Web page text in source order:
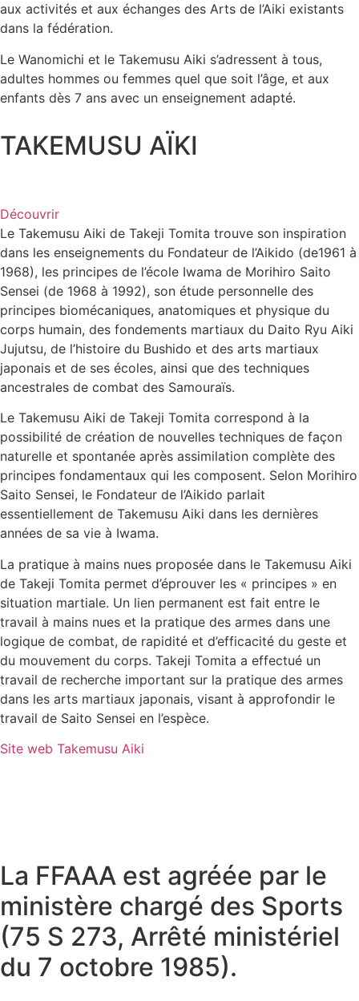
aux activités et aux échanges des Arts de l’Aiki existants
dans la fédération.
Le Wanomichi et le Takemusu Aiki s’adressent à tous,
adultes hommes ou femmes quel que soit l’âge, et aux
enfants dès 7 ans avec un enseignement adapté.
TAKEMUSU AÏKI
Découvrir
Le Takemusu Aiki de Takeji Tomita trouve son inspiration
dans les enseignements du Fondateur de l’Aikido (de1961 à
1968), les principes de l’école Iwama de Morihiro Saito
Sensei (de 1968 à 1992), son étude personnelle des
principes biomécaniques, anatomiques et physique du
corps humain, des fondements martiaux du Daito Ryu Aiki
Jujutsu, de l’histoire du Bushido et des arts martiaux
japonais et de ses écoles, ainsi que des techniques
ancestrales de combat des Samouraïs.
Le Takemusu Aiki de Takeji Tomita correspond à la
possibilité de création de nouvelles techniques de façon
naturelle et spontanée après assimilation complète des
principes fondamentaux qui les composent. Selon Morihiro
Saito Sensei, le Fondateur de l’Aikido parlait
essentiellement de Takemusu Aiki dans les dernières
années de sa vie à Iwama.
La pratique à mains nues proposée dans le Takemusu Aiki
de Takeji Tomita permet d’éprouver les « principes » en
situation martiale. Un lien permanent est fait entre le
travail à mains nues et la pratique des armes dans une
logique de combat, de rapidité et d’efficacité du geste et
du mouvement du corps. Takeji Tomita a effectué un
travail de recherche important sur la pratique des armes
dans les arts martiaux japonais, visant à approfondir le
travail de Saito Sensei en l’espèce.
Site web Takemusu Aiki
La FFAAA est agréée par le
ministère chargé des Sports
(75 S 273, Arrêté ministériel
du 7 octobre 1985).